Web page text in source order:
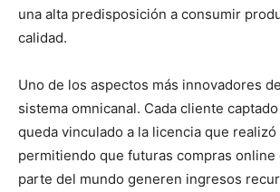
una alta predisposición a consumir
calidad.
Uno de los aspectos más innovadores
sistema omnicanal. Cada cliente
queda vinculado a la licencia que realizó
permitiendo que futuras compras
parte del mundo generen ingresos